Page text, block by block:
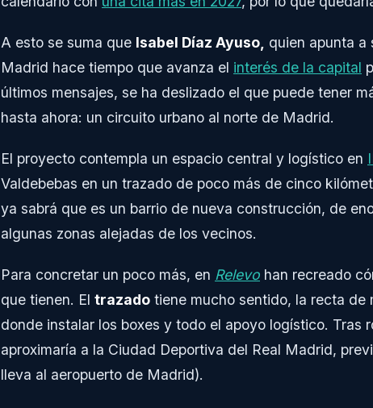
A esto se suma que Isabel Díaz Ayuso, quien apunta a
Madrid hace tiempo que avanza el interés de la capital
últimos mensajes, se ha deslizado el que puede tener
hasta ahora: un circuito urbano al norte de Madrid.
El proyecto contempla un espacio central y logístico en
Valdebebas en un trazado de poco más de cinco
ya sabrá que es un barrio de nueva construcción, de
algunas zonas alejadas de los vecinos.
Para concretar un poco más, en Relevo han recreado
que tienen. El trazado tiene mucho sentido, la recta de
donde instalar los boxes y todo el apoyo logístico. Tras
aproximaría a la Ciudad Deportiva del Real Madrid,
lleva al aeropuerto de Madrid).